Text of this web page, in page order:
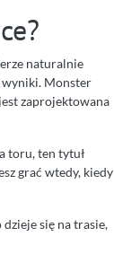
naturalnie
wyniki. Monster
zaprojektowana
toru, ten tytuł
grać wtedy, kiedy
się na trasie,